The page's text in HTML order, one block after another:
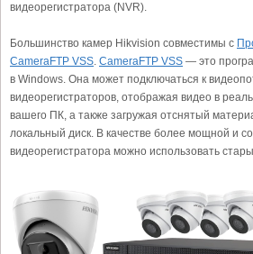
видеорегистратора (NVR).
Большинство камер Hikvision совместимы с
CameraFTP VSS. CameraFTP VSS — это
в Windows. Она может подключаться к
видеорегистраторов, отображая видео в
вашего ПК, а также загружая отснятый
локальный диск. В качестве более мощной и
видеорегистратора можно использовать